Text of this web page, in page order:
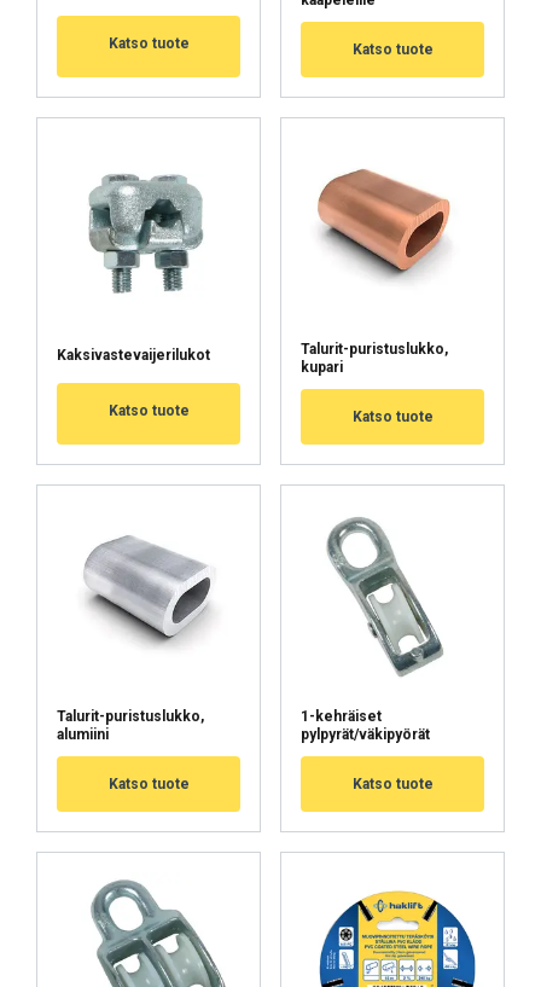
Katso tuote Katso tuote
Kaksivastevaijerilukot
Katso tuote
Talurit-puristuslukko,
kupari
Katso tuote
Talurit-puristuslukko,
alumiini
Katso tuote
1-kehräiset
pylpyrät/väkipyörät
Katso tuote
FINNISH
Tämä sivusto käyttää evästeitä
Käytämme evästeitä sisällön, mainosten
Jaamme myös tietoja sivustomme käytöstäsi
mainos- ja analytiikkakumppaneidemme
kanssa, jotka voivat yhdistää ne muihin
tietoihin, jotka olet heille antanut tai joita he
ovat keränneet käyttäessäsi palveluitaan.
Ehdottomasti
välttämättömät
Suorituskyvylliset
Kohdentavat Toiminnalliset
Luokittelemattomat
HYVÄKSY KAIKKI
NÄYTÄ TIEDOT